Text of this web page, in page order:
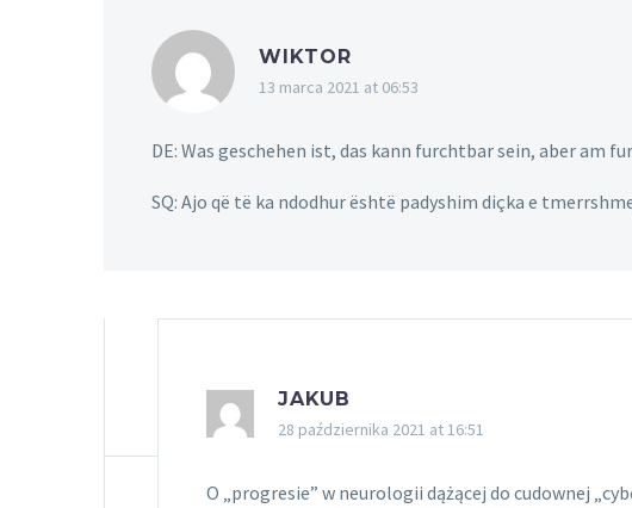
WIKTOR
13 marca 2021 at 06:53
DE: Was geschehen ist, das kann furchtbar sein, aber am
SQ: Ajo që të ka ndodhur është padyshim diçka e
JAKUB
28 października 2021 at 16:51
O „progresie” w neurologii dążącej do cudownej